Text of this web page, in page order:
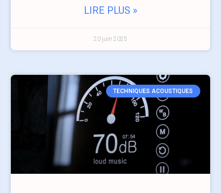
LIRE PLUS »
20 juin 2025
TECHNIQUES ACOUSTIQUES